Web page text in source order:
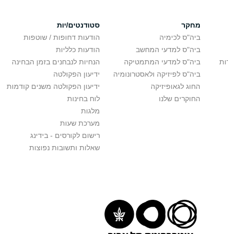
מחקר
ביה"ס לכימיה
ביה"ס למדעי המחשב
ביה"ס למדעי המתמטיקה
ביה"ס לפיזיקה ולאסטרונומיה
החוג לגאופיזיקה
החוקרים שלנו
סטודנטים/יות
הודעות דחופות / שוטפות
הודעות כלליות
הנחיות לנבחנים בזמן הבחינה
ידיעון הפקולטה
ידיעון הפקולטה משנים קודמות
לוח בחינות
מלגות
מערכת שעות
רישום לקורסים - בידינג
שאלות ותשובות נפוצות